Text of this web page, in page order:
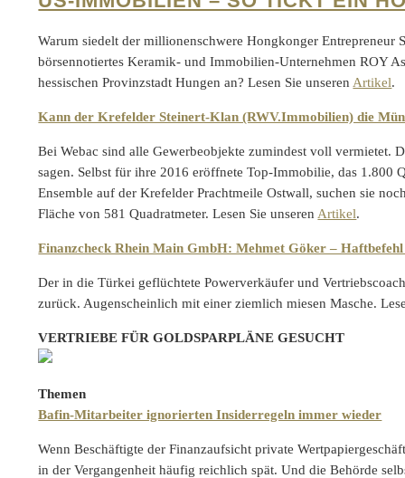
Warum siedelt der millionenschwere Hongkonger Entrepreneur
börsennotiertes Keramik- und Immobilien-Unternehmen ROY
hessischen Provinzstadt Hungen an? Lesen Sie unserenArtikel.
Kann der Krefelder Steinert-Klan (RWV.Immobilien) die
Bei Webac sind alle Gewerbeobjekte zumindest voll vermietet.
sagen. Selbst für ihre 2016 eröffnete Top-Immobilie, das 1.800
Ensemble auf der Krefelder Prachtmeile Ostwall, suchen sie
Fläche von 581 Quadratmeter. Lesen Sie unserenArtikel.
Finanzcheck Rhein Main GmbH: Mehmet Göker –
Der in die Türkei geflüchtete Powerverkäufer und
zurück. Augenscheinlich mit einer ziemlich miesen Masche.
VERTRIEBE FÜR GOLDSPARPLÄNE GESUCHT
Themen
Bafin-Mitarbeiter ignorierten Insiderregeln immer wieder
Wenn Beschäftigte der Finanzaufsicht private
in der Vergangenheit häufig reichlich spät. Und die Behörde